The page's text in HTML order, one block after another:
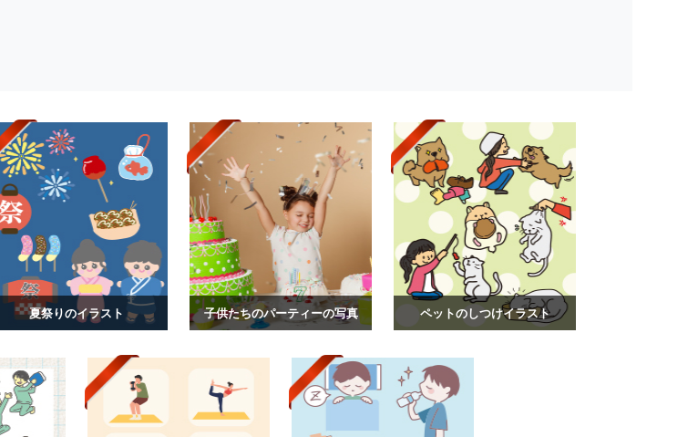
夏祭りのイラスト 子供たちのパーティーの写真 ペットのしつけイラスト